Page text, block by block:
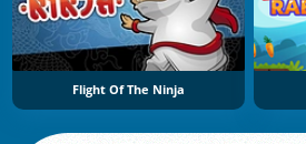
Flight Of The Ninja